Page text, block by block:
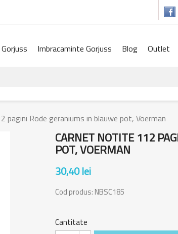
Imbracaminte Gorjuss Blog Outlet
pagini Rode geraniums in blauwe pot, Voerman
CARNET NOTITE 112
POT, VOERMAN
30,40 lei
Cod produs: NBSC185
Cantitate